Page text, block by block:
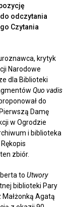
odczytania
Czytania
krytyk
Narodowe
dla Biblioteki
Quo vadis
do
Damę
w Ogrodzie
i biblioteka
zbiór.
to Utwory
biblioteki Pary
Agatą